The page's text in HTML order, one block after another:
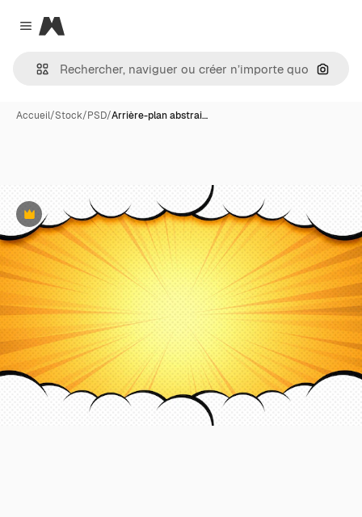
Close menu
Magnific
Accueil/Stock/PSD/Arrière-plan abstrai…
Premium